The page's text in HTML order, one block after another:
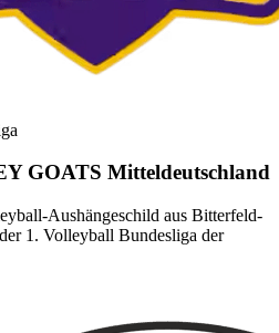
GOATS Mitteldeutschland
Aushängeschild aus Bitterfeld-
1. Volleyball Bundesliga der
neues Fenster)